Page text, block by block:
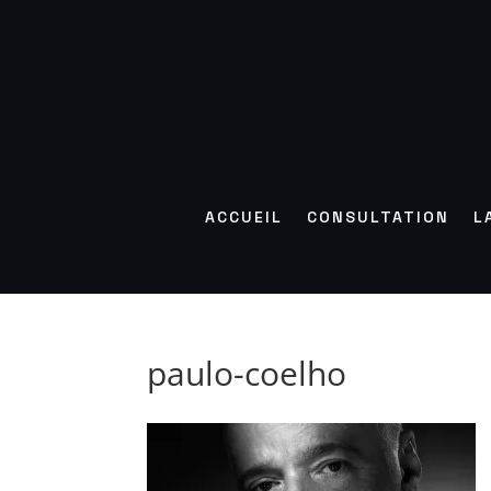
ACCUEIL CONSULTATION
paulo-coelho